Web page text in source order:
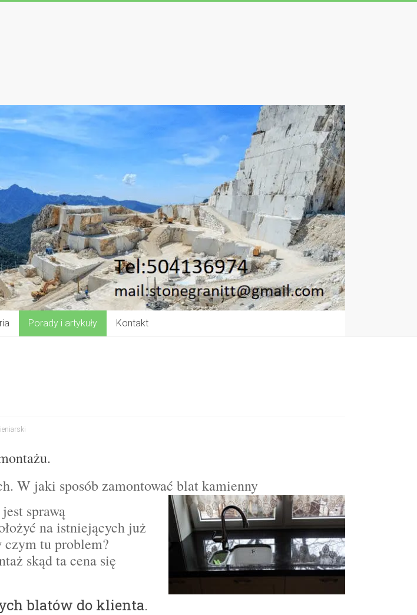
Porady i artykuły Kontakt
W jaki sposób zamontować blat kamienny
sprawą
na istniejących już
czym tu problem?
skąd ta cena się
blatów do klienta.